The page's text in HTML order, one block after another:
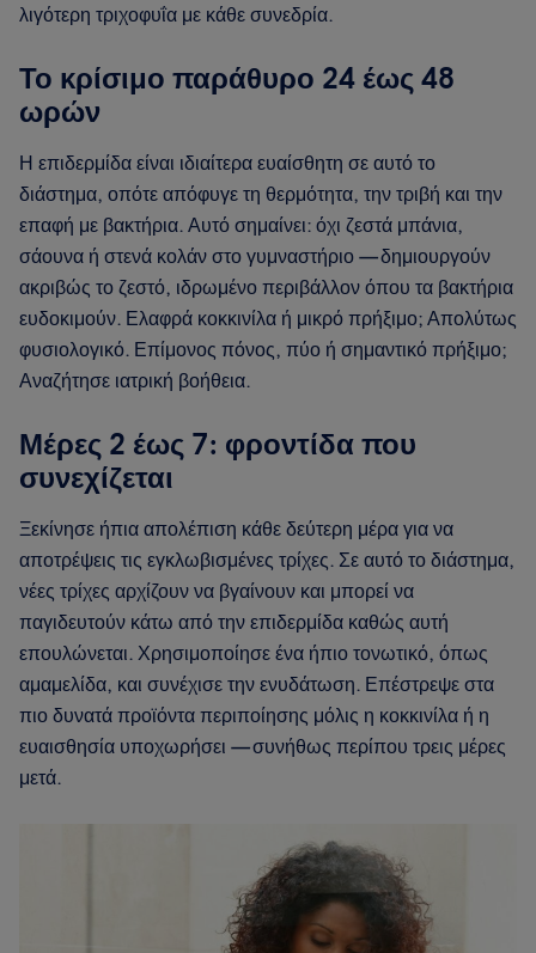
λιγότερη τριχοφυΐα με κάθε συνεδρία.
Το κρίσιμο παράθυρο 24 έως 48
ωρών
Η επιδερμίδα είναι ιδιαίτερα ευαίσθητη σε αυτό το
διάστημα, οπότε απόφυγε τη θερμότητα, την τριβή και την
επαφή με βακτήρια. Αυτό σημαίνει: όχι ζεστά μπάνια,
σάουνα ή στενά κολάν στο γυμναστήριο — δημιουργούν
ακριβώς το ζεστό, ιδρωμένο περιβάλλον όπου τα βακτήρια
ευδοκιμούν. Ελαφρά κοκκινίλα ή μικρό πρήξιμο; Απολύτως
φυσιολογικό. Επίμονος πόνος, πύο ή σημαντικό πρήξιμο;
Αναζήτησε ιατρική βοήθεια.
Μέρες 2 έως 7: φροντίδα που
συνεχίζεται
Ξεκίνησε ήπια απολέπιση κάθε δεύτερη μέρα για να
αποτρέψεις τις εγκλωβισμένες τρίχες. Σε αυτό το διάστημα,
νέες τρίχες αρχίζουν να βγαίνουν και μπορεί να
παγιδευτούν κάτω από την επιδερμίδα καθώς αυτή
επουλώνεται. Χρησιμοποίησε ένα ήπιο τονωτικό, όπως
αμαμελίδα, και συνέχισε την ενυδάτωση. Επέστρεψε στα
πιο δυνατά προϊόντα περιποίησης μόλις η κοκκινίλα ή η
ευαισθησία υποχωρήσει — συνήθως περίπου τρεις μέρες
μετά.